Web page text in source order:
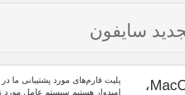
سایفون
آیا سایفون برای MacOS،
پلیت فارم‌های مورد پشتیبانی ما در
امیدوار هستیم سیستم عامل مورد